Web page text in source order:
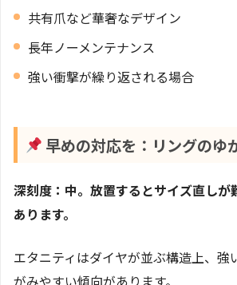
共有爪など華奢なデザイン
長年ノーメンテナンス
強い衝撃が繰り返される場合
早めの対応を：リングのゆ
深刻度：中。放置するとサイズ直しが
あります。
エタニティはダイヤが並ぶ構造上、強